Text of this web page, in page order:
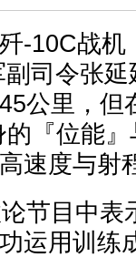
-10C战机
司令张
公里，但
『位能
速度与射
节目中表
运用训练